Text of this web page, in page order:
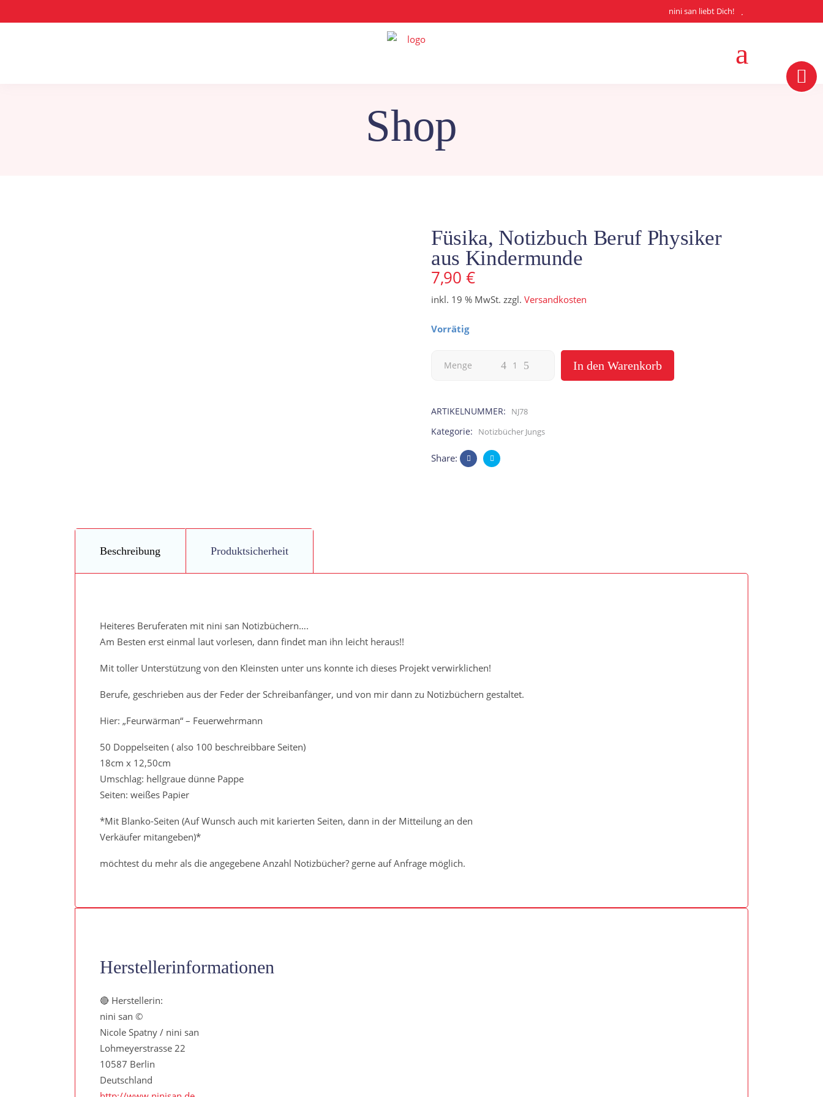
nini san liebt Dich!
Shop
Füsika, Notizbuch Beruf Physiker
aus Kindermunde
7,90 €
inkl. 19 % MwSt. zzgl. Versandkosten
Vorrätig
Füsika,
Beruf
Menge In den Warenkorb
ARTIKELNUMMER: NJ78
Kategorie: Notizbücher Jungs
Share:
Beschreibung Produktsicherheit
Heiteres Beruferaten mit nini san Notizbüchern….
Am Besten erst einmal laut vorlesen, dann findet man ihn leicht heraus!!
Mit toller Unterstützung von den Kleinsten unter uns konnte ich dieses Projekt verwirklichen!
Berufe, geschrieben aus der Feder der Schreibanfänger, und von mir dann zu Notizbüchern gestaltet.
Hier: „Feurwärman“ – Feuerwehrmann
50 Doppelseiten ( also 100 beschreibbare Seiten)
18cm x 12,50cm
Umschlag: hellgraue dünne Pappe
Seiten: weißes Papier
*Mit Blanko-Seiten (Auf Wunsch auch mit karierten Seiten, dann in der Mitteilung an den
Verkäufer mitangeben)*
möchtest du mehr als die angegebene Anzahl Notizbücher? gerne auf Anfrage möglich.
Herstellerinformationen
🔴 Herstellerin:
nini san ©
Nicole Spatny / nini san
Lohmeyerstrasse 22
10587 Berlin
Deutschland